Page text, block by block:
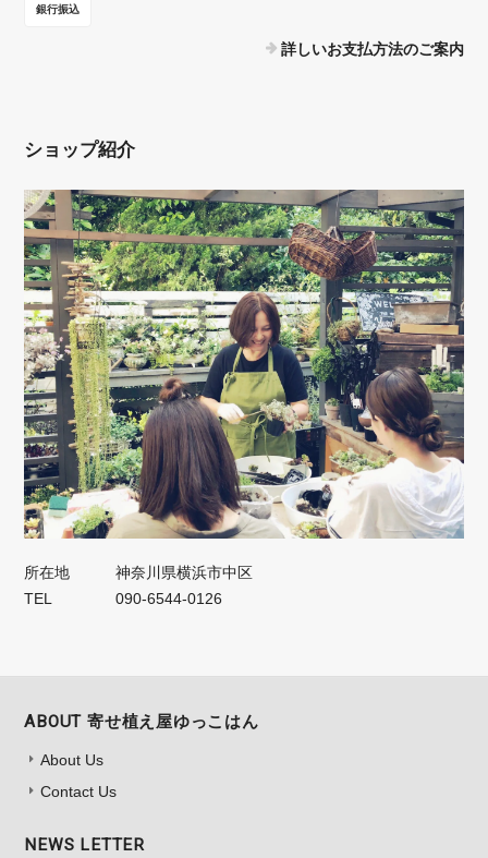
銀行振込
詳しいお支払方法のご案内
ショップ紹介
所在地
神奈川県横浜市中区
TEL
090-6544-0126
ABOUT 寄せ植え屋ゆっこはん
About Us
Contact Us
NEWS LETTER